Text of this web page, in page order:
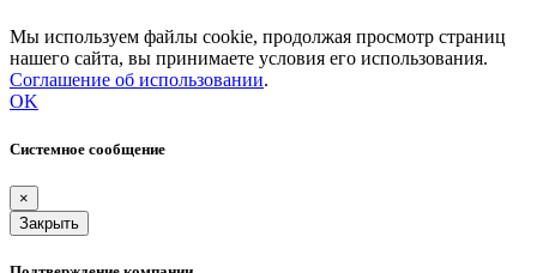
Мы используем файлы cookie, продолжая просмотр страниц
нашего сайта, вы принимаете условия его использования.
Соглашение об использовании.
OK
Системное сообщение
×
Закрыть